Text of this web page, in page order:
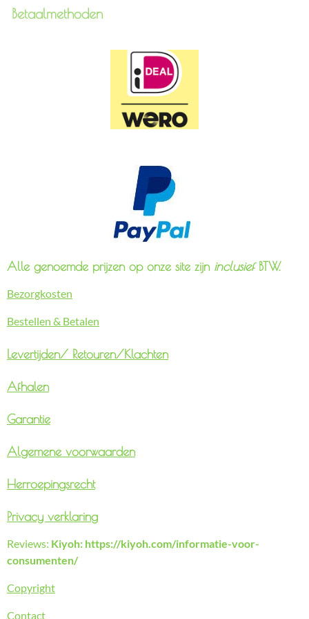
Betaalmethoden
Alle genoemde prijzen op onze site zijn inclusiefBTW.
Bezorgkosten
Bestellen & Betalen
Levertijden/ Retouren/Klachten
Afhalen
Garantie
Algemene voorwaarden
Herroepingsrecht
Privacy verklaring
Reviews: Kiyoh: https://kiyoh.com/informatie-voor-
consumenten/
Copyright
Contact